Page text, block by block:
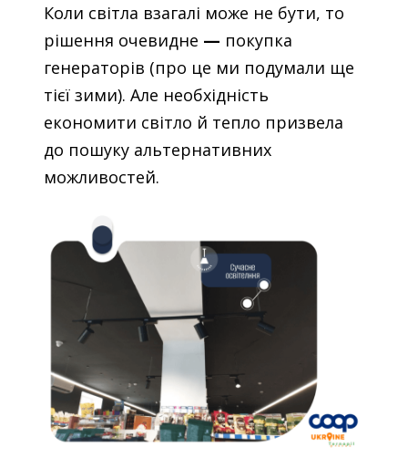
Коли світла взагалі може не бути, то
рішення очевидне — покупка
генераторів (про це ми подумали ще
тієї зими). Але необхідність
економити світло й тепло призвела
до пошуку альтернативних
можливостей.